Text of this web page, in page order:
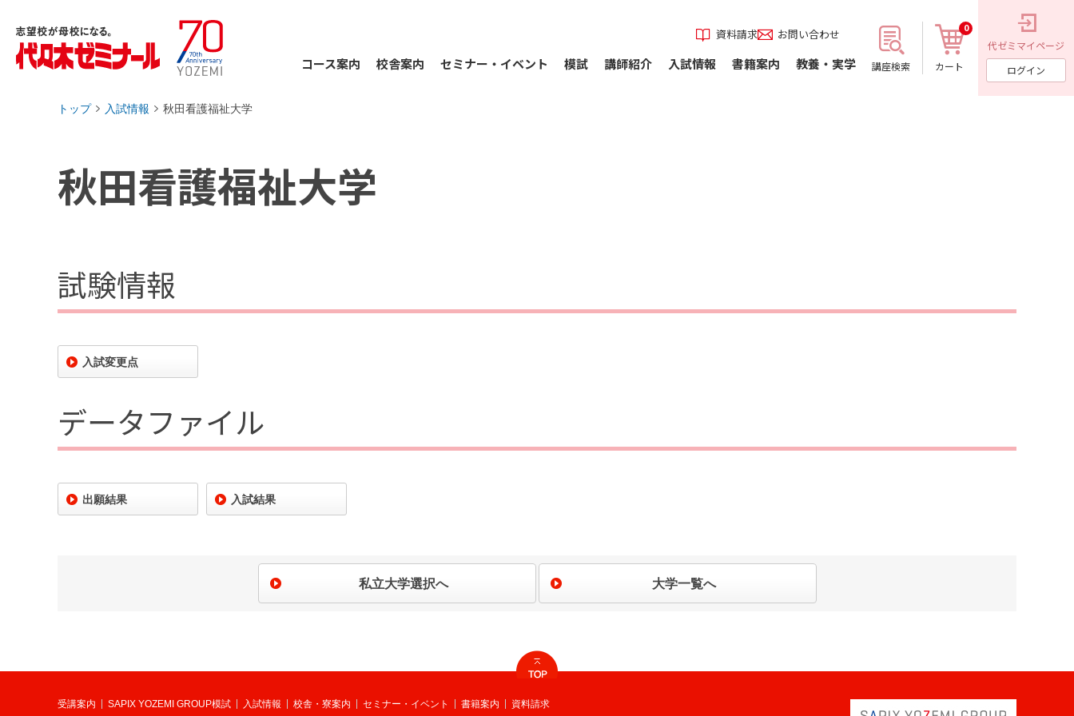
資料請求 お問い合わせ
コース案内 校舎案内 セミナー・イベント 模試 講師紹介 入試情報 書籍案内 教養・実学 講座検索 カート
0
代ゼミマイページ
ログイン
トップ 入試情報 秋田看護福祉大学
秋田看護福祉大学
試験情報
入試変更点
データファイル
出願結果 入試結果
私立大学選択へ 大学一覧へ
受講案内 SAPIX YOZEMI GROUP模試 入試情報 校舎・寮案内 セミナー・イベント 書籍案内 資料請求